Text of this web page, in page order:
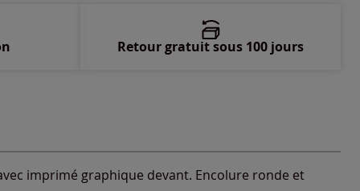
imprimé graphique devant. Encolure ronde et
Retour gratuit sous 100 jours